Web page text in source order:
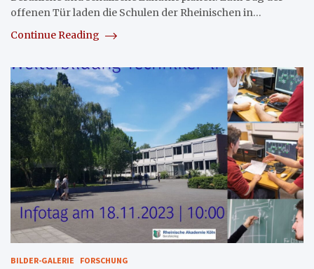
offenen Tür laden die Schulen der Rheinischen in…
Continue Reading
BILDER-GALERIE FORSCHUNG